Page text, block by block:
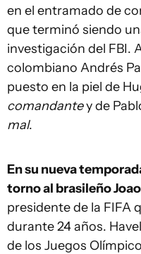
en el entramado de
que terminó siendo
investigación del FBI.
colombiano Andrés
puesto en la piel de
comandantey de
mal.
En su nueva
torno al brasileño
presidente de la FIFA
durante 24 años.
de los Juegos